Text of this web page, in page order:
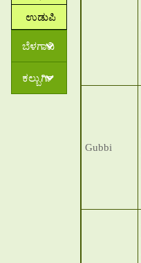
ಉಡುಪಿ
ಬೆಳಗಾವಿ
ಕಲ್ಬುರ್ಗಿ
Gubbi